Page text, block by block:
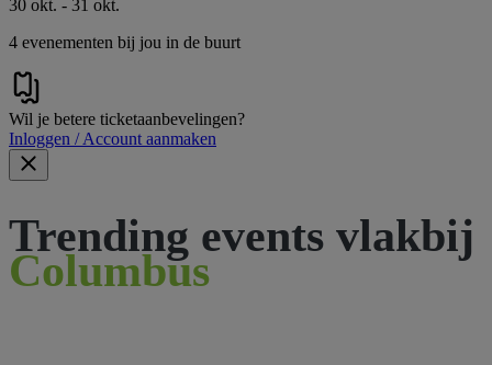
30 okt. - 31 okt.
4 evenementen bij jou in de buurt
Wil je betere ticketaanbevelingen?
Inloggen / Account aanmaken
Trending events vlakbij
Columbus